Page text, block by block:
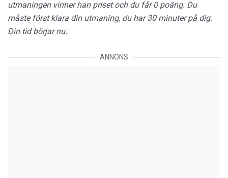
utmaningen vinner han priset och du får 0 poäng. Du
måste först klara din utmaning, du har 30 minuter på dig.
Din tid börjar nu.
ANNONS